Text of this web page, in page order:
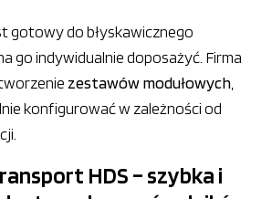
gotowy do błyskawicznego
go indywidualnie doposażyć. Firma
zestawów modułowych,
konfigurować w zależności od
HDS – szybka i